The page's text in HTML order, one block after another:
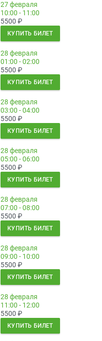
27 февраля
10:00 - 11:00
5500 ₽
КУПИТЬ БИЛЕТ
28 февраля
01:00 - 02:00
5500 ₽
КУПИТЬ БИЛЕТ
28 февраля
03:00 - 04:00
5500 ₽
КУПИТЬ БИЛЕТ
28 февраля
05:00 - 06:00
5500 ₽
КУПИТЬ БИЛЕТ
28 февраля
07:00 - 08:00
5500 ₽
КУПИТЬ БИЛЕТ
28 февраля
09:00 - 10:00
5500 ₽
КУПИТЬ БИЛЕТ
28 февраля
11:00 - 12:00
5500 ₽
КУПИТЬ БИЛЕТ